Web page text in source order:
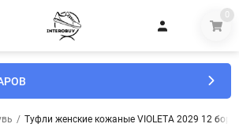
0
/ Туфли женские кожаные VIOLETA 2029 12